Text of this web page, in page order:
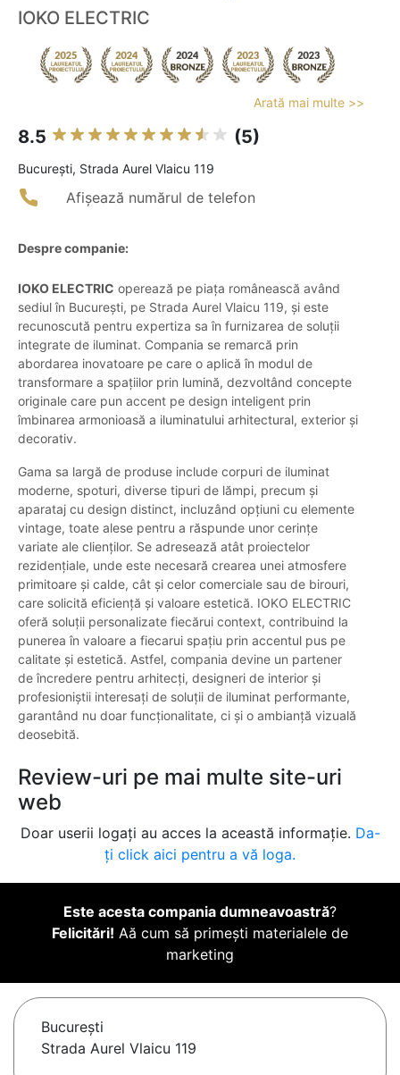
IOKO ELECTRIC
Arată mai multe >>
8.5 (5)
Bucureşti, Strada Aurel Vlaicu 119
Afișează numărul de telefon
Despre companie:
IOKO ELECTRIC operează pe piața românească având
sediul în București, pe Strada Aurel Vlaicu 119, și este
recunoscută pentru expertiza sa în furnizarea de soluții
integrate de iluminat. Compania se remarcă prin
abordarea inovatoare pe care o aplică în modul de
transformare a spațiilor prin lumină, dezvoltând concepte
originale care pun accent pe design inteligent prin
îmbinarea armonioasă a iluminatului arhitectural, exterior și
decorativ.
Gama sa largă de produse include corpuri de iluminat
moderne, spoturi, diverse tipuri de lămpi, precum și
aparataj cu design distinct, incluzând opțiuni cu elemente
vintage, toate alese pentru a răspunde unor cerințe
variate ale clienților. Se adresează atât proiectelor
rezidențiale, unde este necesară crearea unei atmosfere
primitoare și calde, cât și celor comerciale sau de birouri,
care solicită eficiență și valoare estetică. IOKO ELECTRIC
oferă soluții personalizate fiecărui context, contribuind la
punerea în valoare a fiecarui spațiu prin accentul pus pe
calitate și estetică. Astfel, compania devine un partener
de încredere pentru arhitecți, designeri de interior și
profesioniștii interesați de soluții de iluminat performante,
garantând nu doar funcționalitate, ci și o ambianță vizuală
deosebită.
Review-uri pe mai multe site-uri
web
Doar userii logați au acces la această informație. Da-
ți click aici pentru a vă loga.
Este acesta compania dumneavoastră?
Felicitări! Aă cum să primești materialele de
marketing
Bucureşti
Strada Aurel Vlaicu 119